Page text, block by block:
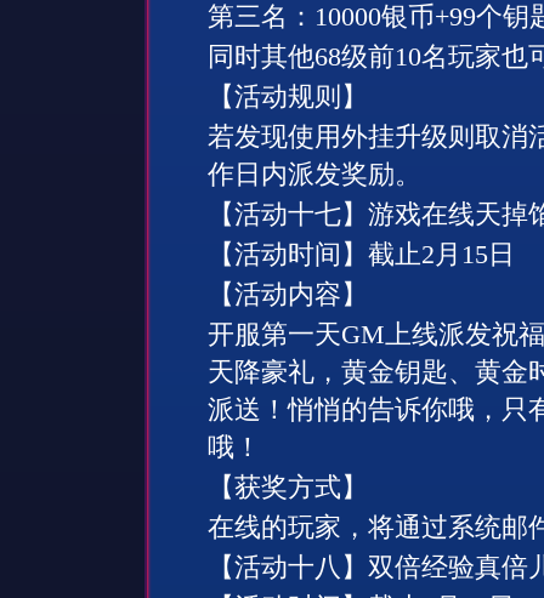
第三名： 10000银币+99个钥
同时其他68级前10名玩家也
【活动规则】
若发现使用外挂升级则取消
作日内派发奖励。
【活动十七】游戏在线天掉
【活动时间】截止2月 15日
【活动内容】
开服第一天GM上线派发祝
天降豪礼，黄金钥匙、黄金
派送！悄悄的告诉你哦，只
哦！
【获奖方式】
在线的玩家，将通过系统邮
【活动十八 】双倍经验真倍